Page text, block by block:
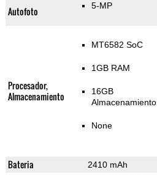
Autofoto 5-MP
Procesador,
Almacenamiento
MT6582 SoC
1GB RAM
16GB
Almacenamiento
None
Bateria 2410 mAh